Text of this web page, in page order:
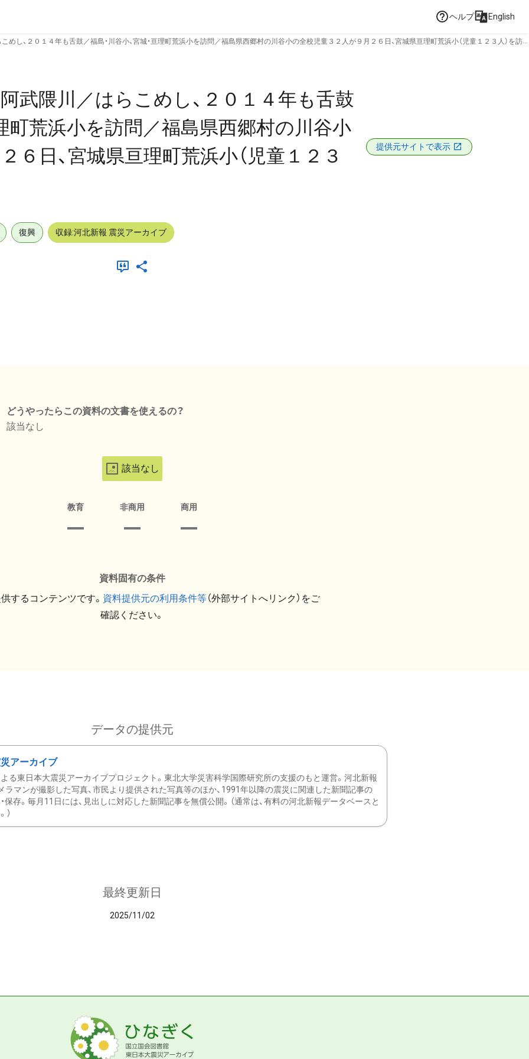
ヘルプ English
し、２０１４年も舌鼓／福島・川谷小、宮城・亘理町荒浜小を訪問／福島県西郷村の川谷小の全校児童３２人が９月２６日、宮城県亘理町荒浜小（児童１２３人）を訪
武隈川／はらこめし、２０１４年も舌鼓
理町荒浜小を訪問／福島県西郷村の川谷小
６日、宮城県亘理町荒浜小（児童１２３
提供元サイトで表示
復興 収録:河北新報 震災アーカイブ
どうやったらこの資料の文書を使えるの？
該当なし
該当なし
教育 非商用 商用
資料固有の条件
するコンテンツです。 資料提供元の利用条件等（外部サイトへリンク）をご
確認ください。
データの提供元
アーカイブ
る東日本大震災アーカイブプロジェクト。東北大学災害科学国際研究所の支援のもと運営。河北新報
ラマンが撮影した写真、市民より提供された写真等のほか、1991年以降の震災に関連した新聞記事の
保存。毎月11日には、見出しに対応した新聞記事を無償公開。（通常は、有料の河北新報データベースと
）
最終更新日
2025/11/02